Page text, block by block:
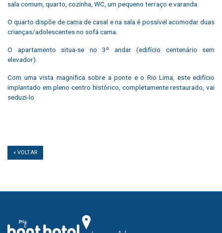
sala comum, quarto, cozinha, WC, um pequeno terraço e varanda.
O quarto dispõe de cama de casal e na sala é possível acomodar duas
crianças/adolescentes no sofá cama.
O apartamento situa-se no 3º andar (edifício centenário sem
elevador).
Com uma vista magnífica sobre a ponte e o Rio Lima, este edifício
implantado em pleno centro histórico, completamente restaurado, vai
seduzi-lo
« VOLTAR